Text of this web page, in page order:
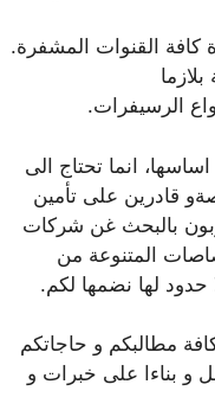
القنوات المشفرة.
الرسيفرات.
انما تحتاج الى
قادرين على تأمين
بالبحث غن شركات
المتنوعة من
حدود لها نضمها لكم.
مطالبكم و حاجاتكم
و بناءا على خبرات و